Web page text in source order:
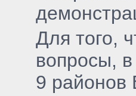
Для того,
вопросы,
9 районов